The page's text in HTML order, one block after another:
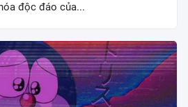
độc đáo của...